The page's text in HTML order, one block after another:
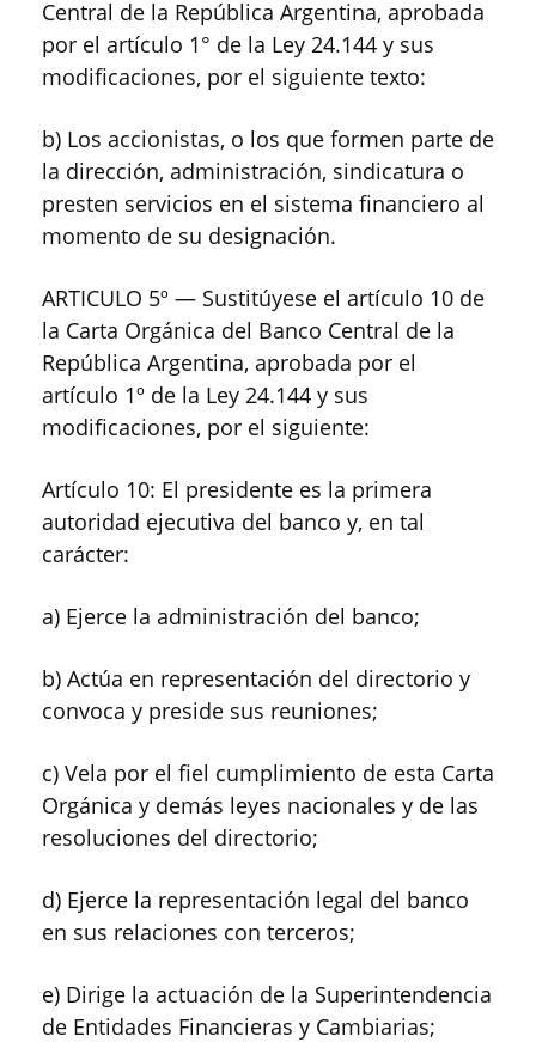
Central de la República Argentina, aprobada
por el artículo 1° de la Ley 24.144 y sus
modificaciones, por el siguiente texto:
b) Los accionistas, o los que formen parte de
la dirección, administración, sindicatura o
presten servicios en el sistema financiero al
momento de su designación.
ARTICULO 5º — Sustitúyese el artículo 10 de
la Carta Orgánica del Banco Central de la
República Argentina, aprobada por el
artículo 1º de la Ley 24.144 y sus
modificaciones, por el siguiente:
Artículo 10: El presidente es la primera
autoridad ejecutiva del banco y, en tal
carácter:
a) Ejerce la administración del banco;
b) Actúa en representación del directorio y
convoca y preside sus reuniones;
c) Vela por el fiel cumplimiento de esta Carta
Orgánica y demás leyes nacionales y de las
resoluciones del directorio;
d) Ejerce la representación legal del banco
en sus relaciones con terceros;
e) Dirige la actuación de la Superintendencia
de Entidades Financieras y Cambiarias;